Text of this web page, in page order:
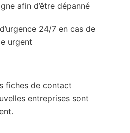
afin d’être dépanné
24/7 en cas de
urgent
fiches de contact
entreprises sont